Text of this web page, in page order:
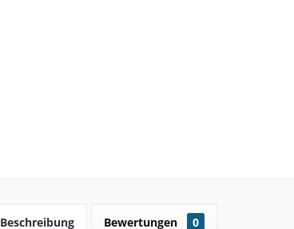
Beschreibung Bewertungen 0